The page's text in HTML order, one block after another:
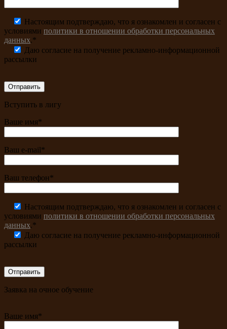
Настоящим подтверждаю, что я ознакомлен и согласен с
условиями политики в отношении обработки персональных
данных.*
Даю согласие на получение рекламно-информационной
рассылки
Вступить в лигу
Ваше имя*
Ваш e-mail*
Ваш телефон*
Настоящим подтверждаю, что я ознакомлен и согласен с
условиями политики в отношении обработки персональных
данных.*
Даю согласие на получение рекламно-информационной
рассылки
Заявка на очное обучение
Ваше имя*